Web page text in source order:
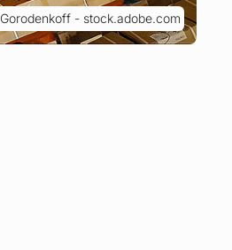
Gorodenkoff - stock.adobe.com